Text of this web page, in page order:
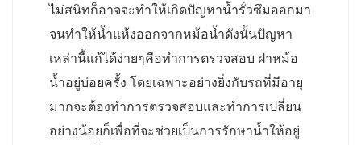
ไม่สนิทก็อาจจะทำให้เกิดปัญหาน้ำรั่วซึมออกมา
จนทำให้น้ำแห้งออกจากหม้อน้ำดังนั้นปัญหา
เหล่านี้แก้ได้ง่ายๆคือทำการตรวจสอบ ฝาหม้อ
น้ำอยู่บ่อยครั้ง โดยเฉพาะอย่างยิ่งกับรถที่มีอายุ
มากจะต้องทำการตรวจสอบและทำการเปลี่ยน
อย่างน้อยก็เพื่อที่จะช่วยเป็นการรักษาน้ำให้อยู่